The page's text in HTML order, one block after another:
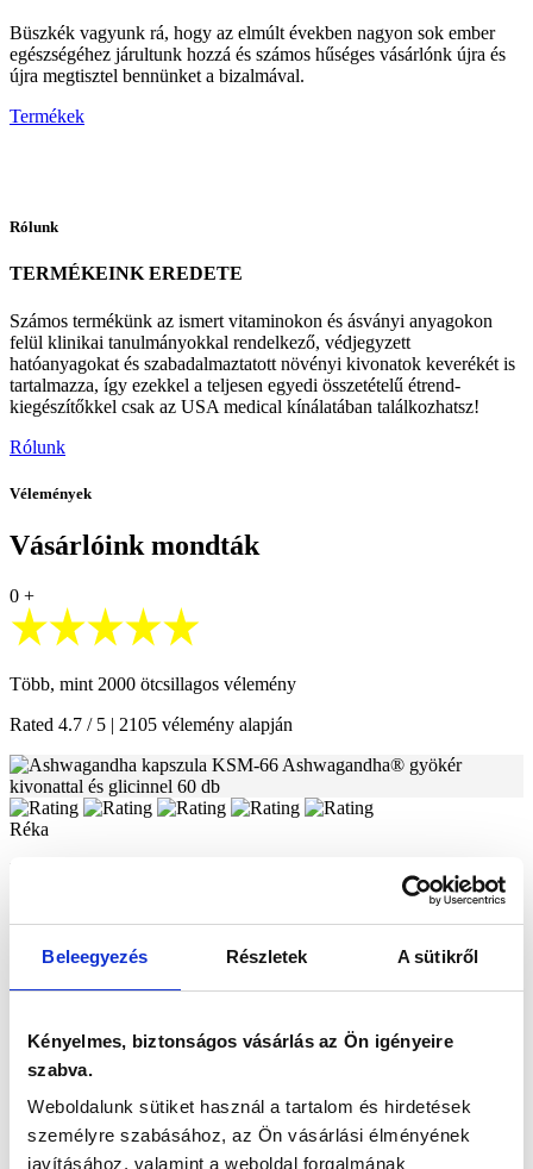
Beleegyezés Részletek A sütikről
Kényelmes, biztonságos vásárlás az Ön igényeire
szabva.
Weboldalunk sütiket használ a tartalom és hirdetések
személyre szabásához, az Ön vásárlási élményének
javításához, valamint a weboldal forgalmának
Büszkék vagyunk rá, hogy az elmúlt években nagyon sok ember
egészségéhez járultunk hozzá és számos hűséges vásárlónk újra és
újra megtisztel bennünket a bizalmával.
Termékek
Rólunk
TERMÉKEINK EREDETE
Számos termékünk az ismert vitaminokon és ásványi anyagokon
felül klinikai tanulmányokkal rendelkező, védjegyzett
hatóanyagokat és szabadalmaztatott növényi kivonatok keverékét is
tartalmazza, így ezekkel a teljesen egyedi összetételű étrend-
kiegészítőkkel csak az USA medical kínálatában találkozhatsz!
Rólunk
Vélemények
Vásárlóink mondták
0 +
Több, mint 2000 ötcsillagos vélemény
Rated 4.7 / 5 | 2105 vélemény alapján
Réka
Nyugodtabbnak érzem magam, mióta szedem
Ashwagandha kapszula KSM-66 Ashwagandha® gyökér kivonattal
és glicinnel 60 db
Anna
azt tapasztalom, hogy nagyobb mértékben hasznosul a
szervezetemben, mint amit eddig szedtem
Magnézium biszglicinát kapszula 60 db
Erika Schreiner